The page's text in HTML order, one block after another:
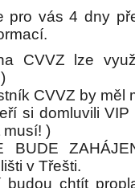
pro vás 4 dny
CVVZ lze
)
CVVZ by měl
si domluvili VIP
)
BUDE
v Třešti.
budou chtít